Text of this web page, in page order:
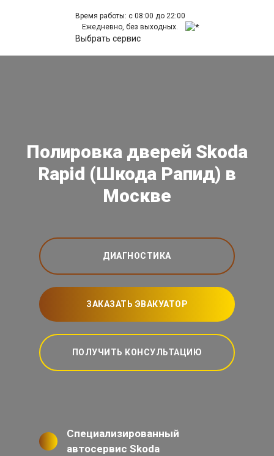
Время работы: с 08:00 до 22:00
Ежедневно, без выходных.
Выбрать сервис
Полировка дверей Skoda
Rapid (Шкода Рапид) в
Москве
ДИАГНОСТИКА
ЗАКАЗАТЬ ЭВАКУАТОР
ПОЛУЧИТЬ КОНСУЛЬТАЦИЮ
Специализированный
автосервис Skoda